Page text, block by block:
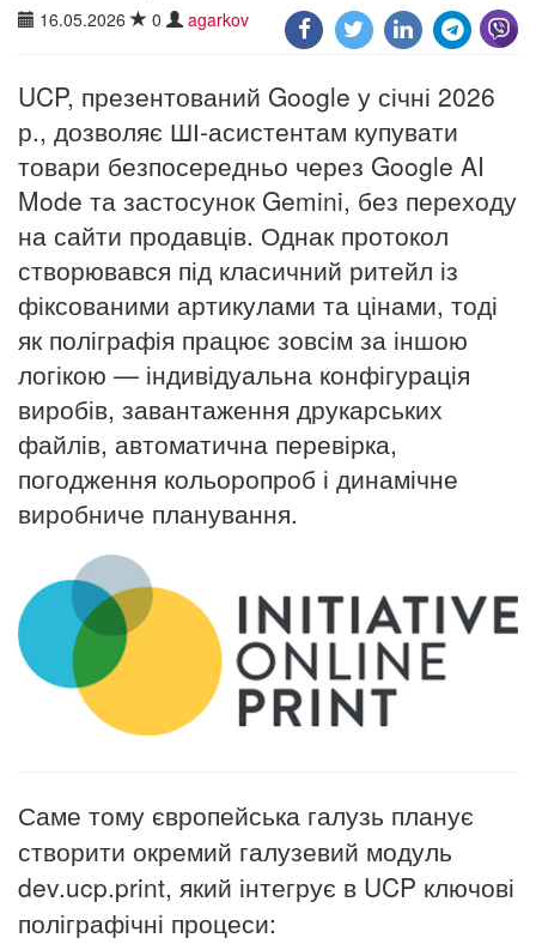
16.05.2026 0 agarkov
UCP, презентований Google у січні 2026
р., дозволяє ШІ-асистентам купувати
товари безпосередньо через Google AI
Mode та застосунок Gemini, без переходу
на сайти продавців. Однак протокол
створювався під класичний ритейл із
фіксованими артикулами та цінами, тоді
як поліграфія працює зовсім за іншою
логікою — індивідуальна конфігурація
виробів, завантаження друкарських
файлів, автоматична перевірка,
погодження кольоропроб і динамічне
виробниче планування.
Саме тому європейська галузь планує
створити окремий галузевий модуль
dev.ucp.print, який інтегрує в UCP ключові
поліграфічні процеси: